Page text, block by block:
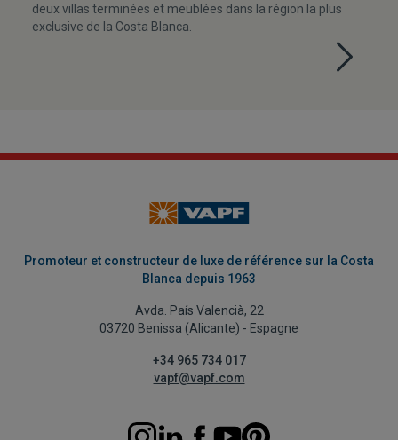
deux villas terminées et meublées dans la région la plus
exclusive de la Costa Blanca.
Promoteur et constructeur de luxe de référence sur la Costa
Blanca depuis 1963
Avda. País Valencià, 22
03720 Benissa (Alicante) - Espagne
+34 965 734 017
vapf@vapf.com